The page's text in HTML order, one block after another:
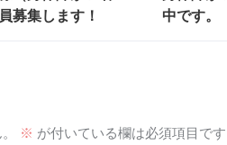
募集します！
中です。
※ が付いている欄は必須項目です